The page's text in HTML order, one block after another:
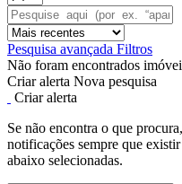
Pesquisa avançada Filtros
Não foram encontrados
Criar alerta Nova pesquisa
Criar alerta
Se não encontra o que
notificações sempre que
abaixo selecionadas.